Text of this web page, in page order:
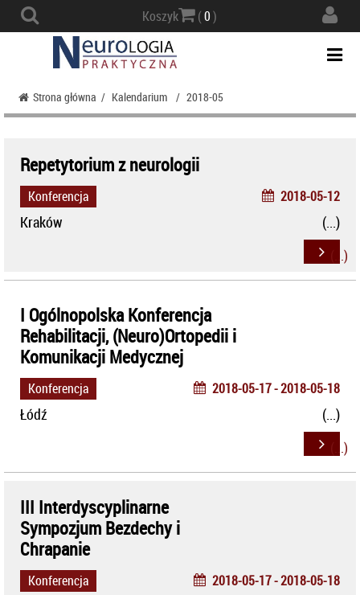
Koszyk (0)
Strona główna / Kalendarium / 2018-05
Repetytorium z neurologii
Konferencja 2018-05-12
Kraków
I Ogólnopolska Konferencja
Rehabilitacji, (Neuro)Ortopedii i
Komunikacji Medycznej
Konferencja 2018-05-17 - 2018-05-18
Łódź
III Interdyscyplinarne
Sympozjum Bezdechy i
Chrapanie
Konferencja 2018-05-17 - 2018-05-18